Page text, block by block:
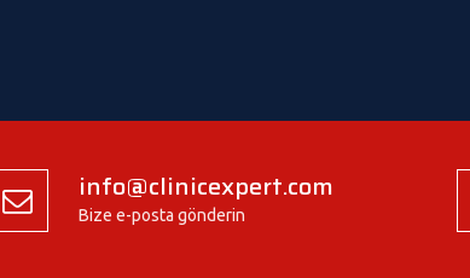
info@clinicexpert.com
Bize e-posta gönderin